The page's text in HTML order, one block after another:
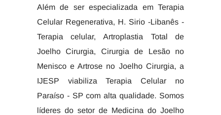
Além de ser especializada em Terapia
Celular Regenerativa, H. Sirio -Libanês -
Terapia celular, Artroplastia Total de
Joelho Cirurgia, Cirurgia de Lesão no
Menisco e Artrose no Joelho Cirurgia, a
IJESP viabiliza Terapia Celular no
Paraíso - SP com alta qualidade. Somos
líderes do setor de Medicina do Joelho